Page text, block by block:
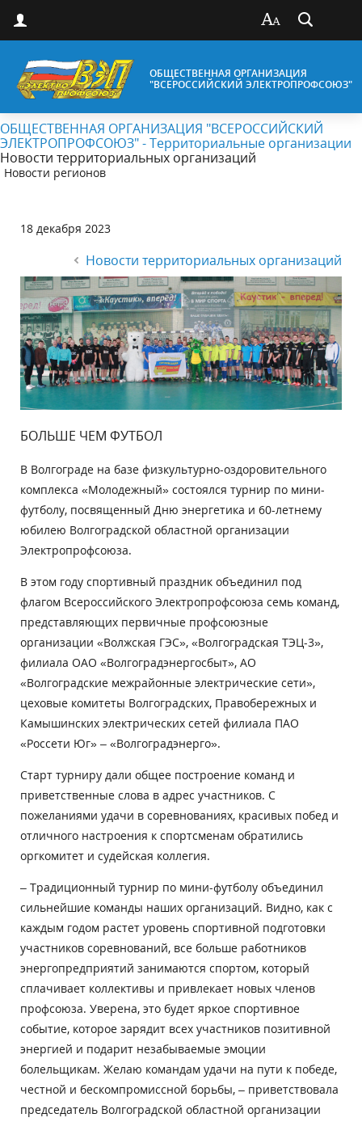
ОБЩЕСТВЕННАЯ ОРГАНИЗАЦИЯ
"ВСЕРОССИЙСКИЙ ЭЛЕКТРОПРОФСОЮЗ"
ОБЩЕСТВЕННАЯ ОРГАНИЗАЦИЯ "ВСЕРОССИЙСКИЙ
ЭЛЕКТРОПРОФСОЮЗ" - Территориальные организации
Новости территориальных организаций
Новости регионов
18 декабря 2023
Новости территориальных организаций
БОЛЬШЕ ЧЕМ ФУТБОЛ
В Волгограде на базе физкультурно-оздоровительного
комплекса «Молодежный» состоялся турнир по мини-
футболу, посвященный Дню энергетика и 60-летнему
юбилею Волгоградской областной организации
Электропрофсоюза.
В этом году спортивный праздник объединил под
флагом Всероссийского Электропрофсоюза семь команд,
представляющих первичные профсоюзные
организации «Волжская ГЭС», «Волгоградская ТЭЦ-3»,
филиала ОАО «Волгоградэнергосбыт», АО
«Волгоградские межрайонные электрические сети»,
цеховые комитеты Волгоградских, Правобережных и
Камышинских электрических сетей филиала ПАО
«Россети Юг» – «Волгоградэнерго».
Старт турниру дали общее построение команд и
приветственные слова в адрес участников. С
пожеланиями удачи в соревнованиях, красивых побед и
отличного настроения к спортсменам обратились
оргкомитет и судейская коллегия.
– Традиционный турнир по мини-футболу объединил
сильнейшие команды наших организаций. Видно, как с
каждым годом растет уровень спортивной подготовки
участников соревнований, все больше работников
энергопредприятий занимаются спортом, который
сплачивает коллективы и привлекает новых членов
профсоюза. Уверена, это будет яркое спортивное
событие, которое зарядит всех участников позитивной
энергией и подарит незабываемые эмоции
болельщикам. Желаю командам удачи на пути к победе,
честной и бескомпромиссной борьбы, – приветствовала
председатель Волгоградской областной организации